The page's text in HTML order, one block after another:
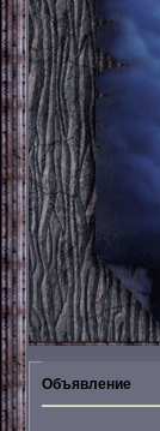
Объявление